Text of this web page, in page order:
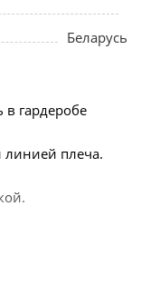
Беларусь
гардеробе
линией плеча.